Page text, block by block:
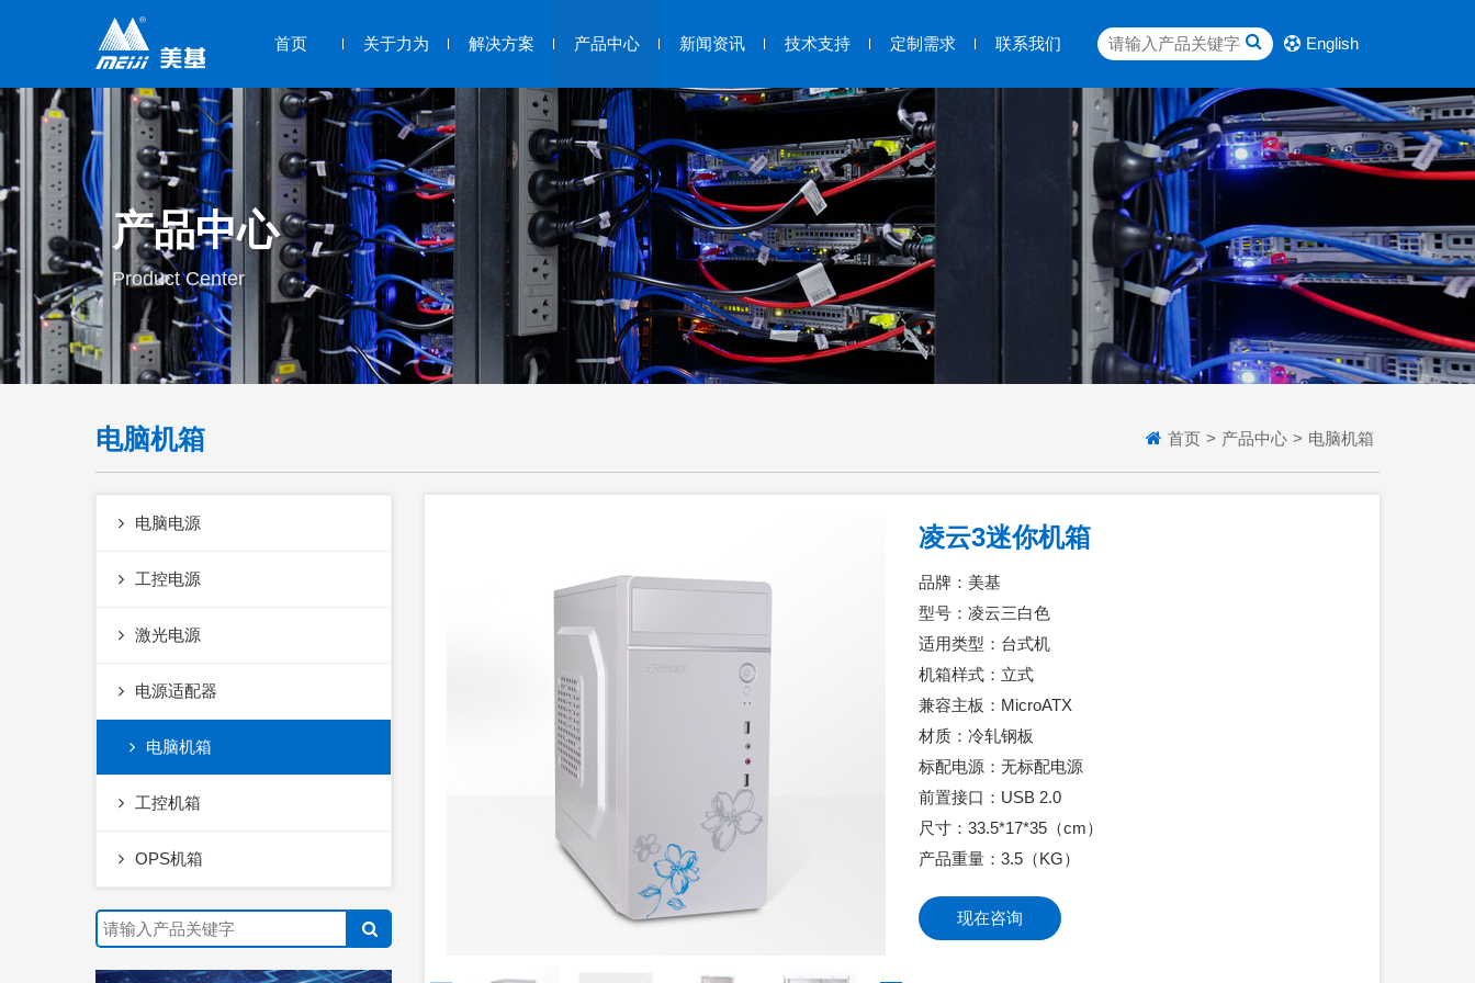
首页 关于力为 解决方案 产品中心 新闻资讯 技术支持 定制需求 联系我们 English
产品中心
Product Center
电脑机箱 首页 > 产品中心 > 电脑机箱
电脑电源
工控电源
激光电源
电源适配器
电脑机箱
工控机箱
OPS机箱
凌云3迷你机箱
品牌：美基
型号：凌云三白色
适用类型：台式机
机箱样式：立式
兼容主板：MicroATX
材质：冷轧钢板
标配电源：无标配电源
前置接口：USB 2.0
尺寸：33.5*17*35（cm）
产品重量：3.5（KG）
现在咨询